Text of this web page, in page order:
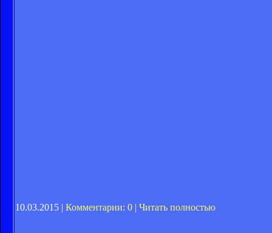
10.03.2015 | Комментарии: 0 | Читать полностью